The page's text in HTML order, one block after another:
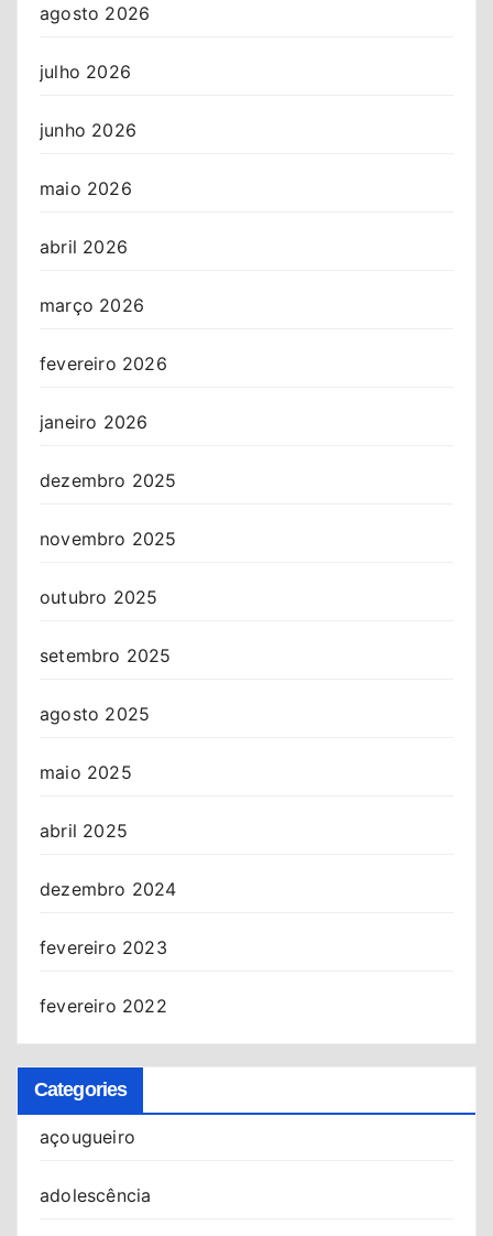
agosto 2026
julho 2026
junho 2026
maio 2026
abril 2026
março 2026
fevereiro 2026
janeiro 2026
dezembro 2025
novembro 2025
outubro 2025
setembro 2025
agosto 2025
maio 2025
abril 2025
dezembro 2024
fevereiro 2023
fevereiro 2022
Categories
açougueiro
adolescência